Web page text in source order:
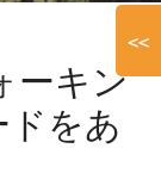
ーキン
をあ
<<